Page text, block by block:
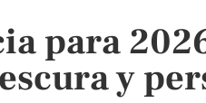
para
y